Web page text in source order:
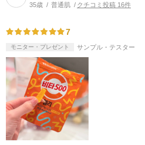
35歳 普通肌 クチコミ投稿 16件
7
モニター・プレゼント サンプル・テスター